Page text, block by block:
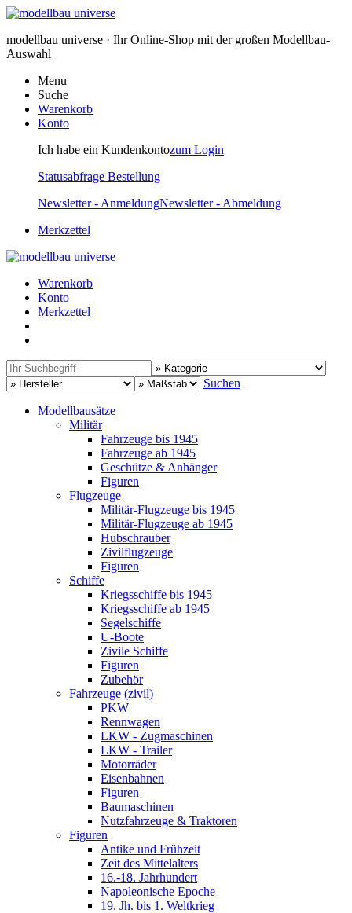
modellbau universe · Ihr Online-Shop mit der großen Modellbau-
Auswahl
Menu
Suche
Warenkorb
Konto
Ich habe ein Kundenkontozum Login
Statusabfrage Bestellung
Newsletter - AnmeldungNewsletter - Abmeldung
Merkzettel
Warenkorb
Konto
Merkzettel
Suchen
Modellbausätze
Militär
Fahrzeuge bis 1945
Fahrzeuge ab 1945
Geschütze & Anhänger
Figuren
Flugzeuge
Militär-Flugzeuge bis 1945
Militär-Flugzeuge ab 1945
Hubschrauber
Zivilflugzeuge
Figuren
Schiffe
Kriegsschiffe bis 1945
Kriegsschiffe ab 1945
Segelschiffe
U-Boote
Zivile Schiffe
Figuren
Zubehör
Fahrzeuge (zivil)
PKW
Rennwagen
LKW - Zugmaschinen
LKW - Trailer
Motorräder
Eisenbahnen
Figuren
Baumaschinen
Nutzfahrzeuge & Traktoren
Figuren
Antike und Frühzeit
Zeit des Mittelalters
16.-18. Jahrhundert
Napoleonische Epoche
19. Jh. bis 1. Weltkrieg